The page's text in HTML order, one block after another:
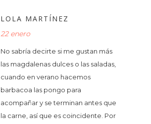
LOLA MARTÍNEZ
22 enero
No sabría decirte si me gustan más
las magdalenas dulces o las saladas,
cuando en verano hacemos
barbacoa las pongo para
acompañar y se terminan antes que
la carne, así que es coincidente. Por